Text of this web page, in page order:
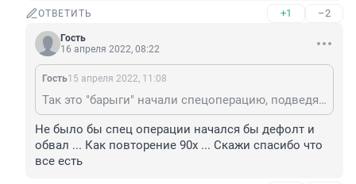
ОТВЕТИТЬ +1 –2
Гость
16 апреля 2022, 08:22
Гость15 апреля 2022, 11:08
Так это "барыги" начали спецоперацию, подведя тем самым страну под тысячи санкций и вызвав небывалый отток капитала? Ничего себе.
Не было бы спец операции начался бы дефолт и
обвал ... Как повторение 90х ... Скажи спасибо что
все есть